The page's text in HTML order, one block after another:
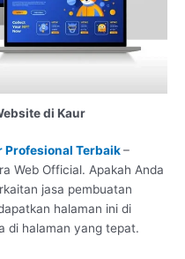
di Kaur
Profesional Terbaik–
Web Official. Apakah Anda
jasa pembuatan
halaman ini di
di halaman yang tepat.